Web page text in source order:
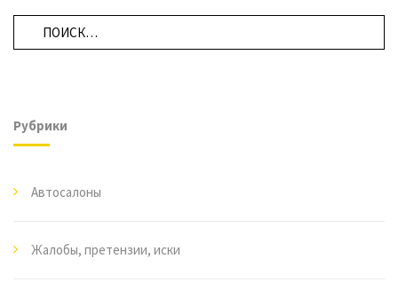
Рубрики
Автосалоны
Жалобы, претензии, иски